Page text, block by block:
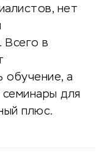
нет
Всего в
обучение, а
семинары для
плюс.